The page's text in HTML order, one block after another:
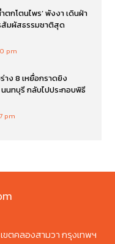
ตกโตนไพร’ พังงา เดินฝ่า
สัมผัสธรรมชาติสุด
pm
าง 8 เหยื่อกราดยิง
นทบุรี กลับไปประกอบพิธี
pm
ตคลองสามวา กรุงเทพฯ